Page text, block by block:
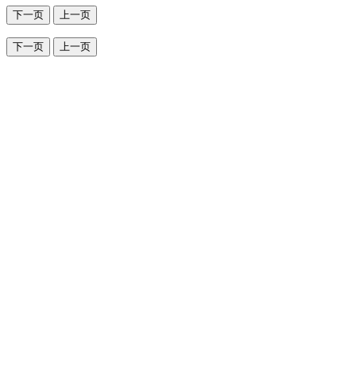
下一页 上一页
下一页 上一页